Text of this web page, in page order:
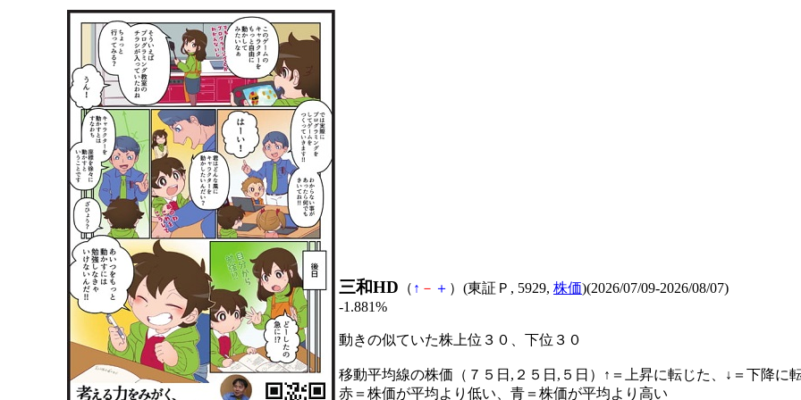
三和HD （ ↑ － ＋ ）(東証Ｐ, 5929, 株価)(2026/07/09-2026/08/07)
-1.881%
動きの似ていた株上位３０、下位３０
移動平均線の株価（７５日,２５日,５日）↑＝上昇に転じた、↓＝下降に
赤＝株価が平均より低い、青＝株価が平均より高い